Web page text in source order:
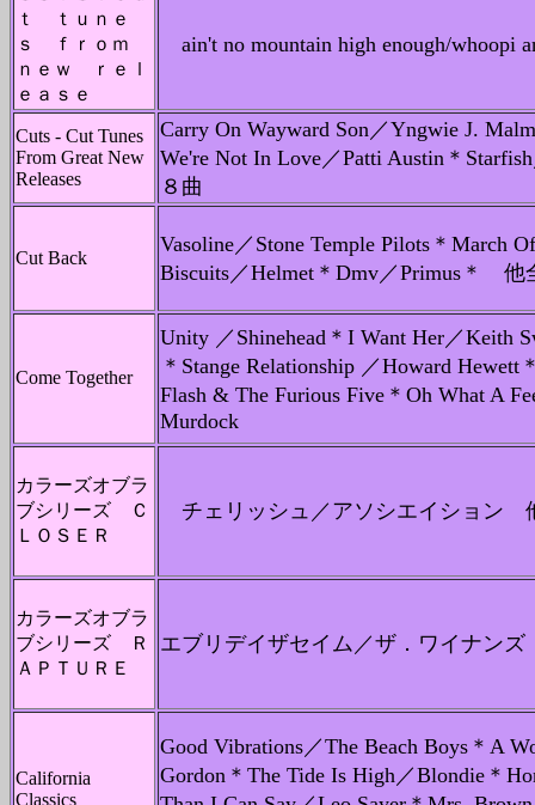
ｔ ｔｕｎｅ
ｓ ｆｒｏｍ
ｎｅｗ ｒｅｌ
ｅａｓｅ
ain't no mountain high enough/
Cuts - Cut Tunes
From Great New
Releases
Carry On Wayward Son／Yngwie J.
We're Not In Love／Patti Austin＊
８曲
Cut Back
Vasoline／Stone Temple Pilots＊March
Biscuits／Helmet＊Dmv／Primus＊ 他
Come Together
Unity ／Shinehead＊I Want Her／Keith
＊Stange Relationship ／Howard Hewett
Flash & The Furious Five＊Oh What A
Murdock
カラーズオブラ
ブシリーズ Ｃ
ＬＯＳＥＲ
チェリッシュ／アソシエイション
カラーズオブラ
ブシリーズ Ｒ
ＡＰＴＵＲＥ
エブリデイザセイム／ザ．ワイナンズ
California
Classics
Good Vibrations／The Beach Boys＊A
Gordon＊The Tide Is High／Blondie＊